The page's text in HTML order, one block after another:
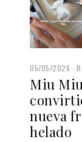
05/05/2026
Miu
nueva
helado